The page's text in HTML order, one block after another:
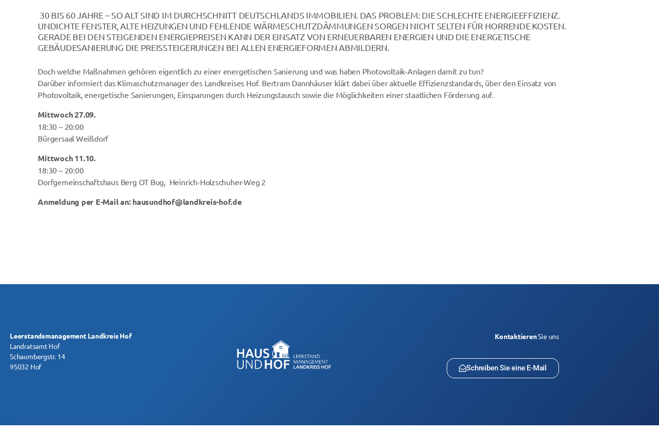
30 BIS 60 JAHRE – SO ALT SIND IM DURCHSCHNITT DEUTSCHLANDS IMMOBILIEN. DAS PROBLEM: DIE SCHLECHTE ENERGIEEFFIZIENZ.
UNDICHTE FENSTER, ALTE HEIZUNGEN UND FEHLENDE WÄRMESCHUTZDÄMMUNGEN SORGEN NICHT SELTEN FÜR HORRENDE KOSTEN.
GERADE BEI DEN STEIGENDEN ENERGIEPREISEN KANN DER EINSATZ VON ERNEUERBAREN ENERGIEN UND DIE ENERGETISCHE
GEBÄUDESANIERUNG DIE PREISSTEIGERUNGEN BEI ALLEN ENERGIEFORMEN ABMILDERN.
Doch welche Maßnahmen gehören eigentlich zu einer energetischen Sanierung und was haben Photovoltaik-Anlagen damit zu tun?
Darüber informiert das Klimaschutzmanager des Landkreises Hof. Bertram Dannhäuser klärt dabei über aktuelle Effizienzstandards, über den Einsatz von
Photovoltaik, energetische Sanierungen, Einsparungen durch Heizungstausch sowie die Möglichkeiten einer staatlichen Förderung auf.
Mittwoch 27.09.
18:30 – 20:00
Bürgersaal Weißdorf
Mittwoch 11.10.
18:30 – 20:00
Dorfgemeinschaftshaus Berg OT Bug, Heinrich-Holzschuher-Weg 2
Anmeldung per E-Mail an: hausundhof@landkreis-hof.de
Leerstandsmanagement Landkreis Hof
Landratsamt Hof
Schaumbergstr. 14
95032 Hof
KontaktierenSie uns
Schreiben Sie eine E-Mail